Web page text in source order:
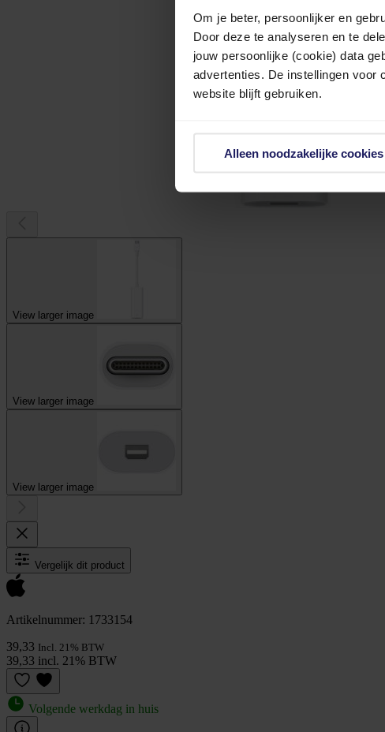
Om je beter, persoonlijker en
Door deze te analyseren en te
jouw persoonlijke (cookie) data
advertenties. De instellingen voor
website blijft gebruiken.
Alleen noodzakelijke cookies
View larger image
View larger image
View larger image
Vergelijk dit product
Artikelnummer: 1733154
39,33 Incl. 21% BTW
39,33 incl. 21% BTW
Volgende werkdag in huis